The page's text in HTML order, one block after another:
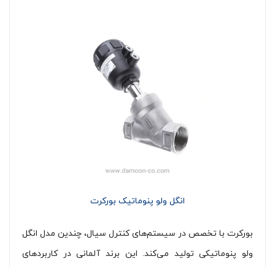
انگل ولو پنوماتیک بورکرت
بورکرت با تخصص در سیستم‌های کنترل سیال، چندین مدل انگل
ولو پنوماتیکی تولید می‌کند. این برند آلمانی در کاربردهای